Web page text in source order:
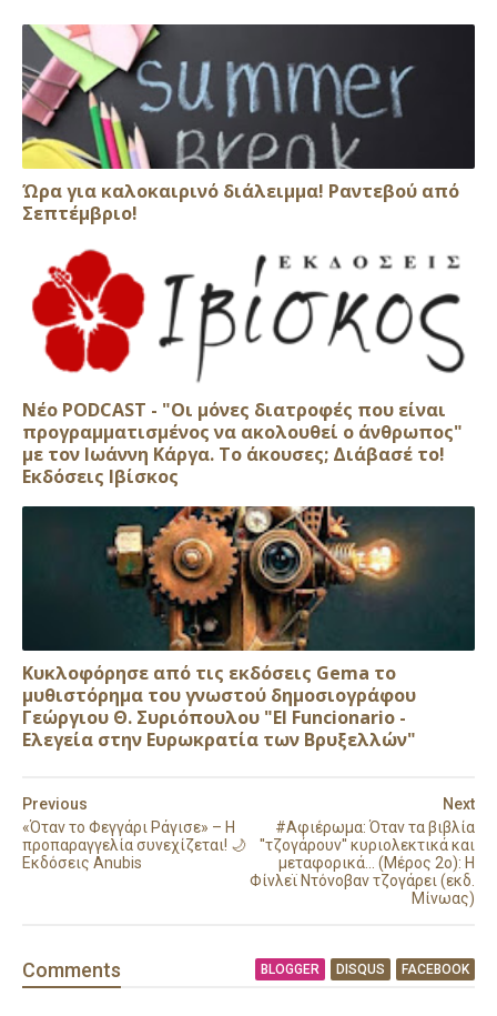
Ώρα για καλοκαιρινό διάλειμμα! Ραντεβού από
Σεπτέμβριο!
Νέο PODCAST - "Οι μόνες διατροφές που είναι
προγραμματισμένος να ακολουθεί ο άνθρωπος"
με τον Ιωάννη Κάργα. Το άκουσες; Διάβασέ το!
Εκδόσεις Ιβίσκος
Κυκλοφόρησε από τις εκδόσεις Gema το
μυθιστόρημα του γνωστού δημοσιογράφου
Γεώργιου Θ. Συριόπουλου "El Funcionario -
Ελεγεία στην Ευρωκρατία των Βρυξελλών"
Next
#Αφιέρωμα: Όταν τα βιβλία
''τζογάρουν'' κυριολεκτικά και
μεταφορικά... (Μέρος 2ο): Η
Φίνλεϊ Ντόνοβαν τζογάρει (εκδ.
Μίνωας)
Previous
«Όταν το Φεγγάρι Ράγισε» – Η
προπαραγγελία συνεχίζεται! 🌙
Εκδόσεις Anubis
Comments BLOGGER DISQUS FACEBOOK